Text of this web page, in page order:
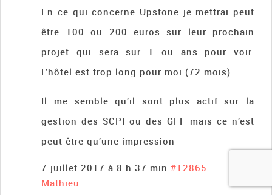
En ce qui concerne Upstone je mettrai peut
être 100 ou 200 euros sur leur prochain
projet qui sera sur 1 ou ans pour voir.
L’hôtel est trop long pour moi (72 mois).
Il me semble qu’il sont plus actif sur la
gestion des SCPI ou des GFF mais ce n’est
peut être qu’une impression
7 juillet 2017 à 8 h 37 min #12865
Mathieu